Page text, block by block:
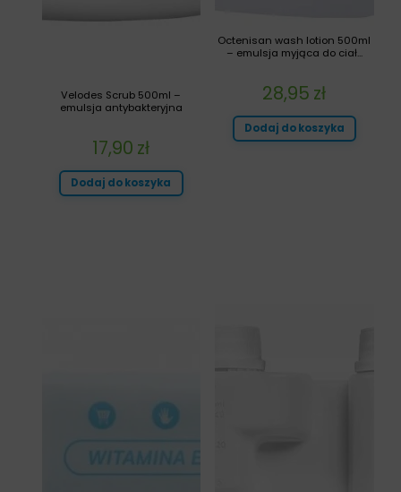
Octenisan wash lotion 500ml
– emulsja myjąca do ciał...
28,95 zł
Dodaj do koszyka
Velodes Scrub 500ml –
emulsja antybakteryjna
17,90 zł
Dodaj do koszyka